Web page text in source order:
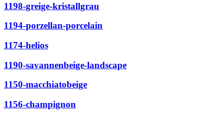
1198-greige-kristallgrau
1194-porzellan-porcelain
1174-helios
1190-savannenbeige-landscape
1150-macchiatobeige
1156-champignon